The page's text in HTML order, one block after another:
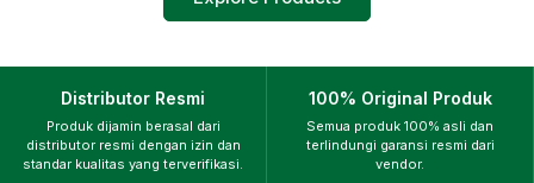
Distributor Resmi
Produk dijamin berasal dari
distributor resmi dengan izin dan
standar kualitas yang terverifikasi.
100% Original Produk
Semua produk 100% asli dan
terlindungi garansi resmi dari
vendor.